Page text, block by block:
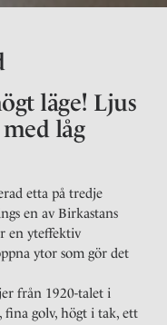
läge! Ljus
låg
etta på tredje
en av Birkastans
en yteffektiv
ytor som gör det
från 1920-talet i
golv, högt i tak, ett